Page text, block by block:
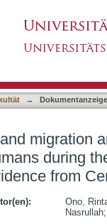
New
→ Dokumentanzeige
migration
during
from
Ono,
Nasrullah